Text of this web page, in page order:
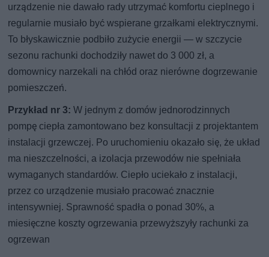
urządzenie nie dawało rady utrzymać komfortu cieplnego i
regularnie musiało być wspierane grzałkami elektrycznymi.
To błyskawicznie podbiło zużycie energii — w szczycie
sezonu rachunki dochodziły nawet do 3 000 zł, a
domownicy narzekali na chłód oraz nierówne dogrzewanie
pomieszczeń.
Przykład nr 3: W jednym z domów jednorodzinnych
pompę ciepła zamontowano bez konsultacji z projektantem
instalacji grzewczej. Po uruchomieniu okazało się, że układ
ma nieszczelności, a izolacja przewodów nie spełniała
wymaganych standardów. Ciepło uciekało z instalacji,
przez co urządzenie musiało pracować znacznie
intensywniej. Sprawność spadła o ponad 30%, a
miesięczne koszty ogrzewania przewyższyły rachunki za
ogrzewan